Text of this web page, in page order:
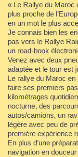
« Le Rallye du Maroc
plus proche de
en un mot le plus
Je connais bien les
pas vers le Rallye
un road-book
Venez avec deux
adaptée et le tour est
Le rallye du Maroc
faire ses premiers
kilométrages
nocturne, des
autos/camions, un
légère avec peu de
première expérience
En plus d’une
navigation en